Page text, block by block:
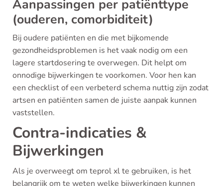
Aanpassingen per patiënttype
(ouderen, comorbiditeit)
Bij oudere patiënten en die met bijkomende
gezondheidsproblemen is het vaak nodig om een
lagere startdosering te overwegen. Dit helpt om
onnodige bijwerkingen te voorkomen. Voor hen kan
een checklist of een verbeterd schema nuttig zijn zodat
artsen en patiënten samen de juiste aanpak kunnen
vaststellen.
Contra-indicaties &
Bijwerkingen
Als je overweegt om teprol xl te gebruiken, is het
belangrijk om te weten welke bijwerkingen kunnen